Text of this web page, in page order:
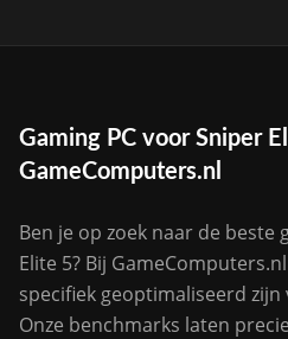
Gaming PC voor Sniper
GameComputers.nl
Ben je op zoek naar de beste
Elite 5? Bij
specifiek geoptimaliseerd
Onze benchmarks laten